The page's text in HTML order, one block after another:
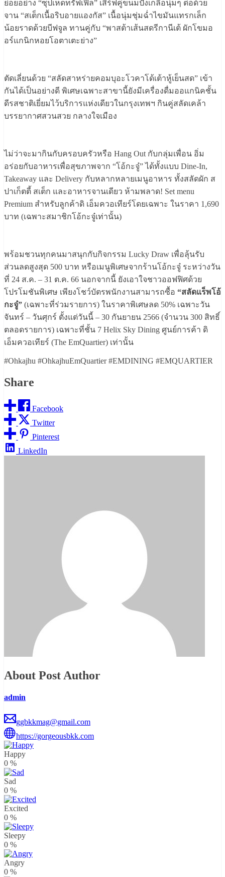
ย่อยอย่าง “ซุปเห็ดทรัฟเฟิล” เสิร์ฟคู่ขนมปังเกลือนุ่มๆ ต่อด้วย
จาน “สเต็กเนื้อริบอายแองกัส” เนื้อนุ่มชุ่มฉ่ำไขมันแทรกเล็ก
น้อยราดด้วยบีฟจูล ทานคู่กับ “พาสต้าเส้นสดรีกานีเต้ ผักโขมอ
อร์แกนิกหอยโอตาเตะย่าง”
ตัดเลี่ยนด้วย “สลัดสาหร่ายคอมบุอะโวคาโด้เต้าหู้เย็นสด” เข้า
กันได้เป็นอย่างดี พิเศษเฉพาะสาขานี้ยังมีเครื่องดื่มออแกนิคชั้น
ดีรสชาติเยี่ยมไว้บริการแห่งเดียวในกรุงเทพฯ กินคู่สลัดเคล้า
บรรยากาศสวนสวย กลางใจเมือง
ไม่ว่าจะมากินกับครอบครัวหรือ Hang Out กับกลุ่มเพื่อน อิ่ม
อร่อยกับอาหารเพื่อสุขภาพจาก “โอ้กะจู๋” ได้ทั้งแบบ Dine-In,
Takeaway และ Delivery กับหลากหลายเมนูอาหาร ทั้งสลัดผัก ส
ปาเก็ตตี้ สเต็ก และอาหารจานเดียว ห้ามพลาด! Set menu
Premium สำหรับลูกค้าดิ เอ็มควอเทียร์โดยเฉพาะ ในราคา 1,690
บาท (เฉพาะสมาชิกโอ้กะจู๋เท่านั้น)
พร้อมชวนทุกคนมาสนุกกับกิจกรรม Lucky Draw เพื่อลุ้นรับ
ส่วนลดสูงสุด 500 บาท หรือเมนูพิเศษจากร้านโอ้กะจู๋ ระหว่างวัน
ที่ 24 ส.ค. – 31 ต.ค. 66 นอกจากนี้ ยังเอาใจชาวออฟฟิศด้วย
โปรโมชันพิเศษ เพียงโชว์บัตรพนักงานสามารถซื้อ “สลัดแร็พโอ้
กะจู๋” (เฉพาะที่ร่วมรายการ) ในราคาพิเศษลด 50% เฉพาะวัน
จันทร์ – วันศุกร์ ตั้งแต่วันนี้ – 30 กันยายน 2566 (จำนวน 300 สิทธิ์
ตลอดรายการ) เฉพาะที่ชั้น 7 Helix Sky Dining ศูนย์การค้า ดิ
เอ็มควอเทียร์ (The EmQuartier) เท่านั้น
#Ohkajhu #OhkajhuEmQuartier #EMDINING #EMQUARTIER
Share
Facebook
Twitter
Pinterest
LinkedIn
About Post Author
admin
ggbkkmag@gmail.com
https://gorgeousbkk.com
Happy
0 %
Sad
0 %
Excited
0 %
Sleepy
0 %
Angry
0 %